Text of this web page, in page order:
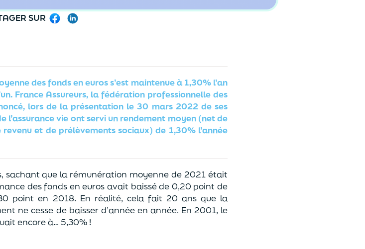
SUR Facebook
des fonds en euros s’est maintenue à 1,30% l’an
France Assureurs, la fédération professionnelle des
lors de la présentation le 30 mars 2022 de ses
l’assurance vie ont servi un rendement moyen (net de
et de prélèvements sociaux) de 1,30% l’année
sachant que la rémunération moyenne de 2021 était
des fonds en euros avait baissé de 0,20 point de
point en 2018. En réalité, cela fait 20 ans que la
ne cesse de baisser d’année en année. En 2001, le
encore à… 5,30% !